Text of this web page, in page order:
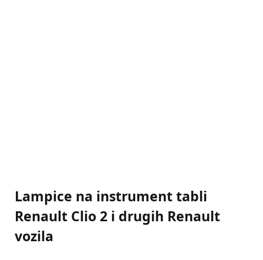
Lampice na instrument tabli
Renault Clio 2 i drugih Renault
vozila